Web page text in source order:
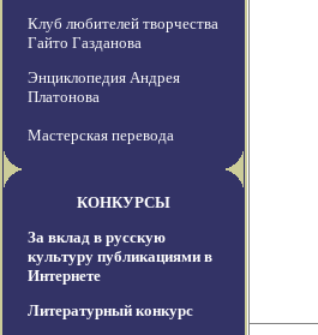
Клуб любителей творчества
Гайто Газданова
Энциклопедия Андрея
Платонова
Мастерская перевода
КОНКУРСЫ
За вклад в русскую
культуру публикациями в
Интернете
Литературный конкурс